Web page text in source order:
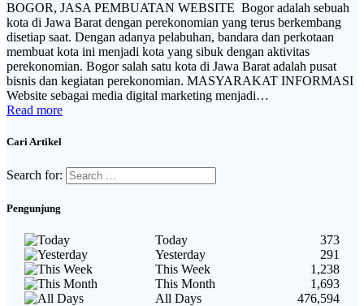
BOGOR, JASA PEMBUATAN WEBSITE Bogor adalah sebuah
kota di Jawa Barat dengan perekonomian yang terus berkembang
disetiap saat. Dengan adanya pelabuhan, bandara dan perkotaan
membuat kota ini menjadi kota yang sibuk dengan aktivitas
perekonomian. Bogor salah satu kota di Jawa Barat adalah pusat
bisnis dan kegiatan perekonomian. MASYARAKAT INFORMASI
Website sebagai media digital marketing menjadi…
Read more
Cari Artikel
Search for:
Pengunjung
Today
373
Yesterday
291
This Week
1,238
This Month
1,693
All Days
476,594